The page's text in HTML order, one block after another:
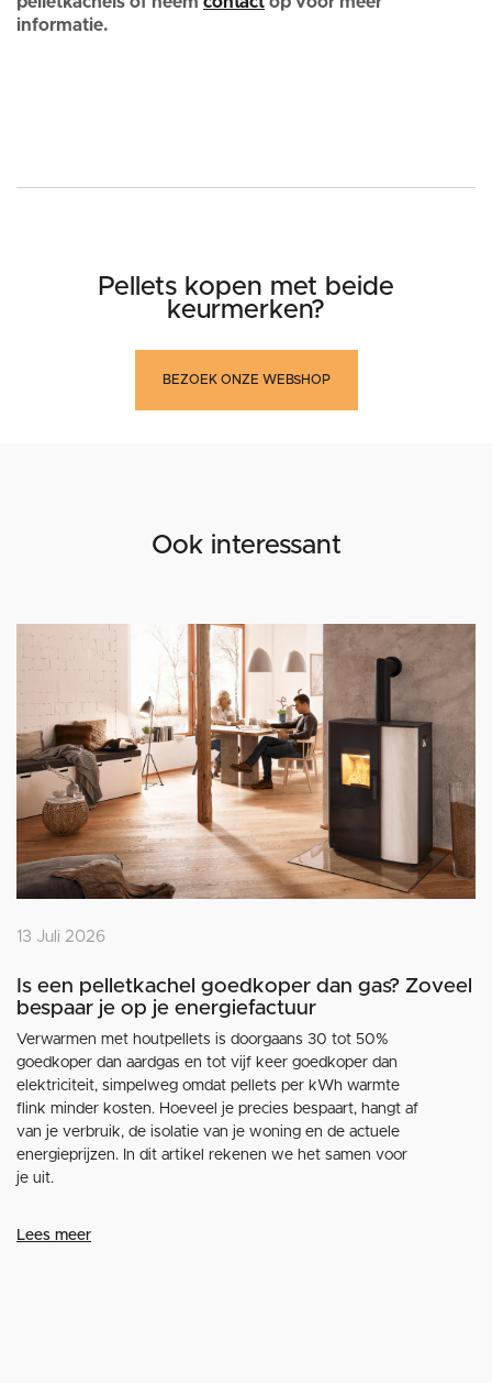
informatie.
Pellets kopen met beide
keurmerken?
BEZOEK ONZE WEBSHOP
Ook interessant
13 Juli 2026
Is een pelletkachel goedkoper dan gas? Zoveel
bespaar je op je energiefactuur
Verwarmen met houtpellets is doorgaans 30 tot 50%
goedkoper dan aardgas en tot vijf keer goedkoper dan
elektriciteit, simpelweg omdat pellets per kWh warmte
flink minder kosten. Hoeveel je precies bespaart, hangt af
van je verbruik, de isolatie van je woning en de actuele
energieprijzen. In dit artikel rekenen we het samen voor
je uit.
Lees meer